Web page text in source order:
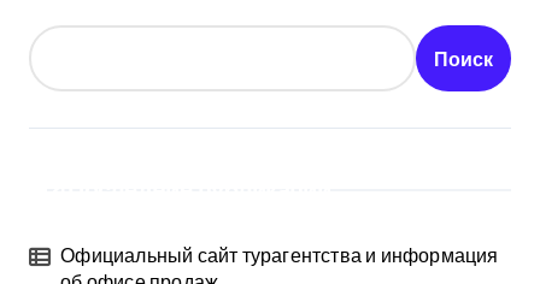
Поиск
Официальный сайт турагентства и информация